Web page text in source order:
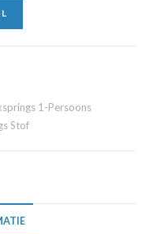
1-Persoons
Stof